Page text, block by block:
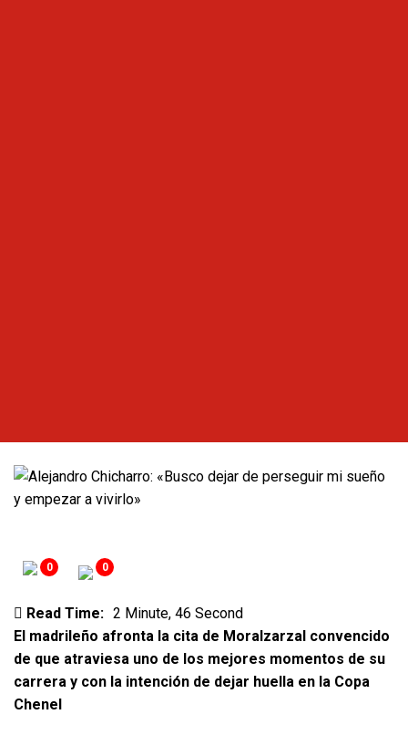
0 0
Read Time: 2 Minute, 46 Second
El madrileño afronta la cita de Moralzarzal convencido
de que atraviesa uno de los mejores momentos de su
carrera y con la intención de dejar huella en la Copa
Chenel